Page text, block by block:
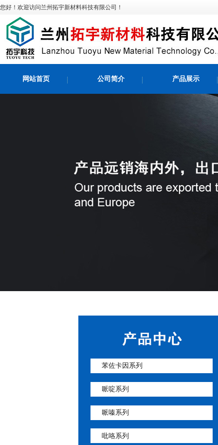
您好！欢迎访问兰州拓宇新材料科技有限公司！
网站首页 公司简介 产品展示
苯佐卡因系列
哌啶系列
哌嗪系列
吡咯系列